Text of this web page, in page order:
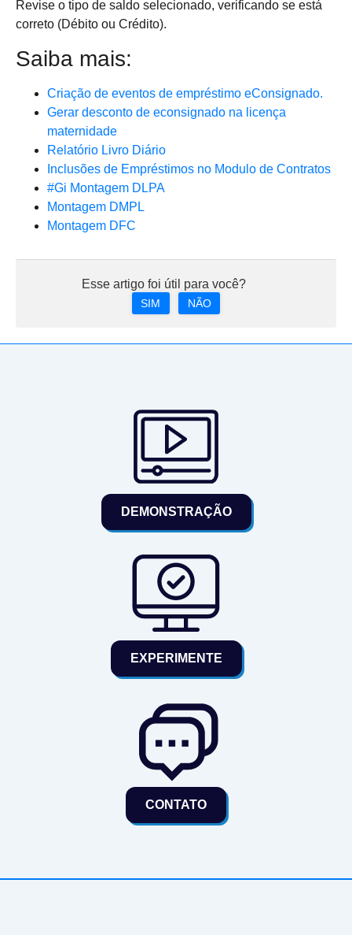
Revise o tipo de saldo selecionado, verificando se está
correto (Débito ou Crédito).
Saiba mais:
Criação de eventos de empréstimo eConsignado.
Gerar desconto de econsignado na licença
maternidade
Relatório Livro Diário
Inclusões de Empréstimos no Modulo de Contratos
#Gi Montagem DLPA
Montagem DMPL
Montagem DFC
Esse artigo foi útil para você?
SIM NÃO
DEMONSTRAÇÃO
EXPERIMENTE
CONTATO